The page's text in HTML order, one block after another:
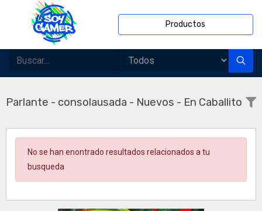
Productos
Parlante - consolausada - Nuevos - En Caballito
No se han enontrado resultados relacionados a tu
busqueda